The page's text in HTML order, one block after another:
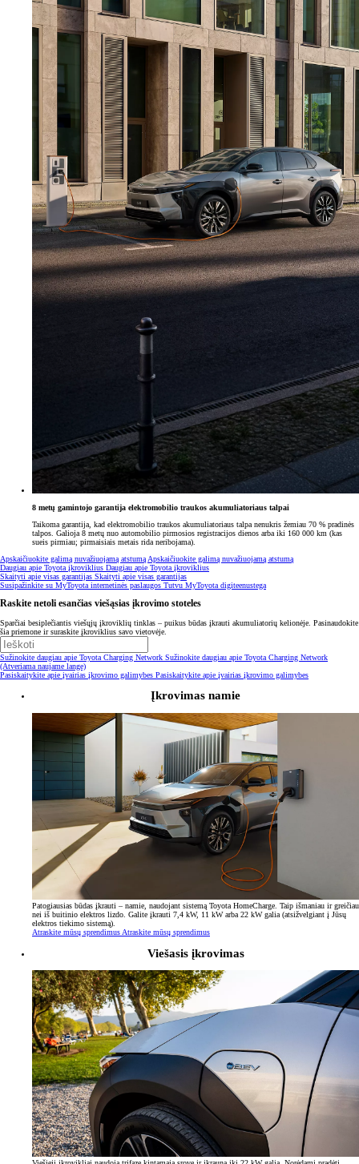
8 metų gamintojo garantija elektromobilio traukos akumuliatoriaus talpai
Taikoma garantija, kad elektromobilio traukos akumuliatoriaus talpa nenukris žemiau 70 % pradinės
talpos. Galioja 8 metų nuo automobilio pirmosios registracijos dienos arba iki 160 000 km (kas
sueis pirmiau; pirmaisiais metais rida neribojama).
Apskaičiuokite galimą nuvažiuojamą atstumą Apskaičiuokite galimą nuvažiuojamą atstumą
Daugiau apie Toyota įkroviklius Daugiau apie Toyota įkroviklius
Skaityti apie visas garantijas Skaityti apie visas garantijas
Susipažinkite su MyToyota internetinės paslaugos Tutvu MyToyota digiteenustega
Raskite netoli esančias viešąsias įkrovimo stoteles
Sparčiai besiplečiantis viešųjų įkroviklių tinklas – puikus būdas įkrauti akumuliatorių kelionėje. Pasinaudokite
šia priemone ir suraskite įkroviklius savo vietovėje.
Sužinokite daugiau apie Toyota Charging Network Sužinokite daugiau apie Toyota Charging Network
(Atveriama naujame lange)
Pasiskaitykite apie įvairias įkrovimo galimybes Pasiskaitykite apie įvairias įkrovimo galimybes
Įkrovimas namie
Patogiausias būdas įkrauti – namie, naudojant sistemą Toyota HomeCharge. Taip išmaniau ir greičiau
nei iš buitinio elektros lizdo. Galite įkrauti 7,4 kW, 11 kW arba 22 kW galia (atsižvelgiant į Jūsų
elektros tiekimo sistemą).
Atraskite mūsų sprendimus Atraskite mūsų sprendimus
Viešasis įkrovimas